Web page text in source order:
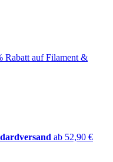
Rabatt auf Filament &
ab 52,90 €